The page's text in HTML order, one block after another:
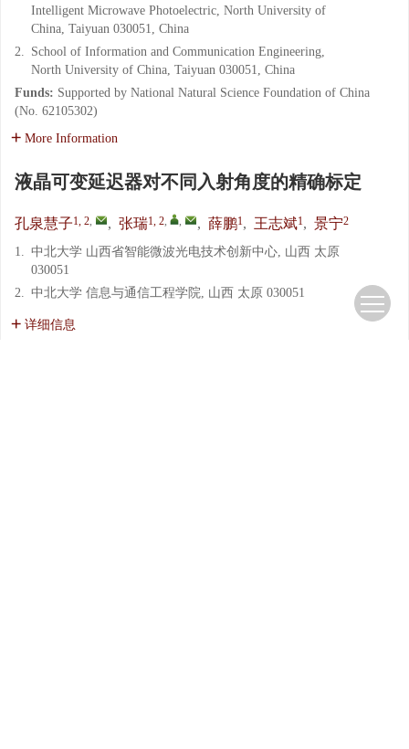
Intelligent Microwave Photoelectric, North University of
China, Taiyuan 030051, China
2. School of Information and Communication Engineering,
North University of China, Taiyuan 030051, China
Funds: Supported by National Natural Science Foundation of China
(No. 62105302)
More Information
液晶可变延迟器对不同入射角度的精确标定
孔泉慧子1, 2, , 张瑞1, 2, , , 薛鹏1, 王志斌1, 景宁2
1. 中北大学 山西省智能微波光电技术创新中心, 山西 太原
030051
2. 中北大学 信息与通信工程学院, 山西 太原 030051
详细信息